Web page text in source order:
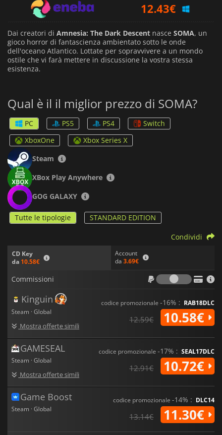
12.43€
14.69€
Dai creatori di Amnesia: The Dark Descent nasce SOMA, un
gioco horror di fantascienza ambientato sotto le onde
dell'oceano Atlantico. Lottate per sopravvivere a un mondo
ostile che vi farà mettere in discussione la vostra stessa
esistenza.
Qual è il il miglior prezzo di SOMA?
PC PS5 PS4
Switch
XboxOne
Xbox Series X
Steam
XBox Play Anywhere
GOG GALAXY
Tutte le tipologie STANDARD EDITION
CD Key
da 10.58€
Account
da 3.69€
Condividi
Commissioni
Kinguin
Steam · Global
Mostra offerte simili
codice promozionale -16% : RAB18DLC
12.59€ 10.58€
GAMESEAL
Steam · Global
Mostra offerte simili
codice promozionale -17% : SEAL17DLC
12.91€ 10.72€
Game Boost
Steam · Global
codice promozionale -14% : DLC14
13.14€ 11.30€